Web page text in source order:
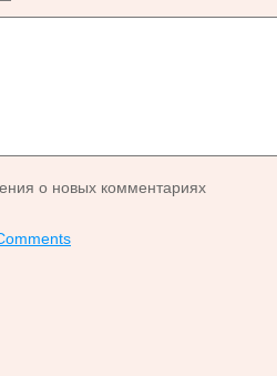
о новых комментариях